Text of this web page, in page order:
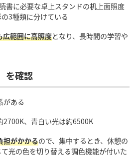
書に必要な卓上スタンドの机上面照度
3種類に分けている
広範囲に高照度となり、長時間の学習や
を確認
がある
2700K、青白い光は約6500K
担がかかるので、集中するとき、休憩の
光の色を切り替える調色機能が付いた